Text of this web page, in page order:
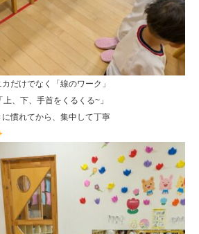
だけでなく「線のワーク」
「上、下、手首をくるくる~」
慣れてから、集中して丁寧